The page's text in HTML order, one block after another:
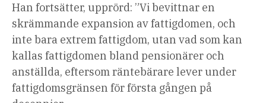
Han fortsätter, upprörd: ”Vi bevittnar en
skrämmande expansion av fattigdomen, och
inte bara extrem fattigdom, utan vad som kan
kallas fattigdomen bland pensionärer och
anställda, eftersom räntebärare lever under
fattigdomsgränsen för första gången på